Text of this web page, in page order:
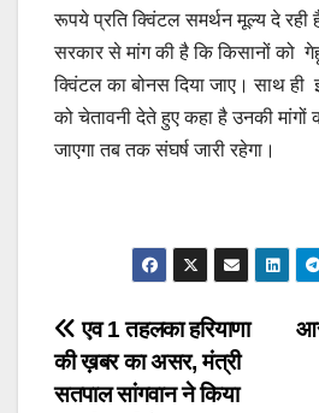
रूपये प्रति क्विंटल समर्थन मूल्य दे
सरकार से मांग की है कि किसानों को
क्विंटल का बोनस दिया जाए। साथ
को चेतावनी देते हुए कहा है उनकी मांगों
जाएगा तब तक संघर्ष जारी रहेगा।
Post
navigation
एव 1 तहलका हरियाणा
की ख़बर का असर, मंत्री
सतपाल सांगवान ने किया